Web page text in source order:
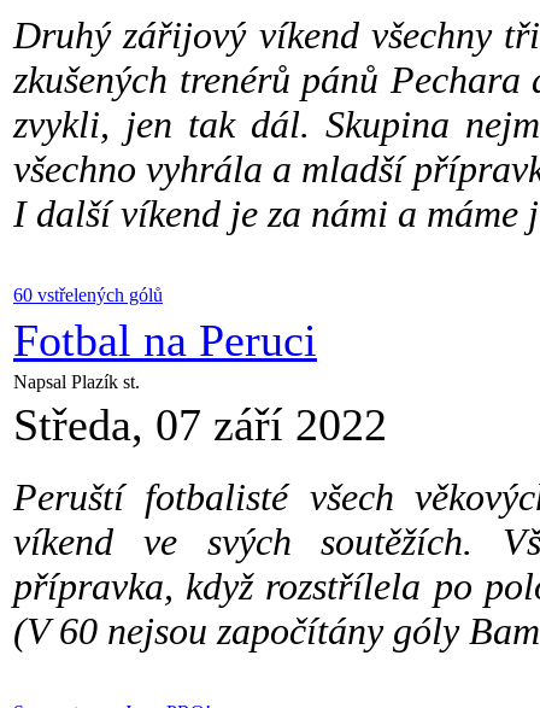
Druhý zářijový víkend všechny
zkušených trenérů pánů
zvykli, jen tak dál. Skupina
všechno vyhrála a mladší
I další víkend je za námi a máme
60 vstřelených gólů
Fotbal na Peruci
Napsal Plazík st.
Středa, 07 září 2022
Peruští fotbalisté všech
víkend ve svých soutěžích.
přípravka, když rozstřílela po
(V 60 nejsou započítány góly